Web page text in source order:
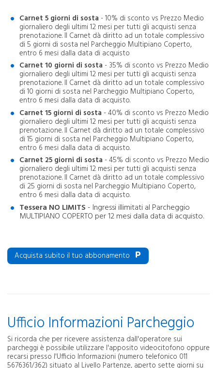
Carnet 5 giorni di sosta - 10% di sconto vs Prezzo Medio
giornaliero degli ultimi 12 mesi per tutti gli acquisti senza
prenotazione. Il Carnet dà diritto ad un totale complessivo
di 5 giorni di sosta nel Parcheggio Multipiano Coperto,
entro 6 mesi dalla data di acquisto
Carnet 10 giorni di sosta - 35% di sconto vs Prezzo Medio
giornaliero degli ultimi 12 mesi per tutti gli acquisti senza
prenotazione. Il Carnet dà diritto ad un totale complessivo
di 10 giorni di sosta nel Parcheggio Multipiano Coperto,
entro 6 mesi dalla data di acquisto.
Carnet 15 giorni di sosta - 40% di sconto vs Prezzo Medio
giornaliero degli ultimi 12 mesi per tutti gli acquisti senza
prenotazione. Il Carnet dà diritto ad un totale complessivo
di 15 giorni di sosta nel Parcheggio Multipiano Coperto,
entro 6 mesi dalla data di acquisto.
Carnet 25 giorni di sosta - 45% di sconto vs Prezzo Medio
giornaliero degli ultimi 12 mesi per tutti gli acquisti senza
prenotazione. Il Carnet dà diritto ad un totale complessivo
di 25 giorni di sosta nel Parcheggio Multipiano Coperto,
entro 6 mesi dalla data di acquisto.
Tessera NO LIMITS - Ingressi illimitati al Parcheggio
MULTIPIANO COPERTO per 12 mesi dalla data di acquisto.
Acquista subito il tuo abbonamento
Ufficio Informazioni Parcheggio
Si ricorda che per ricevere assistenza dall'operatore sui
parcheggi è possibile utilizzare l'apposito videocitofono oppure
recarsi presso l'Ufficio Informazioni (numero telefonico 011
5676361/362) situato al Livello Partenze, aperto sette giorni su